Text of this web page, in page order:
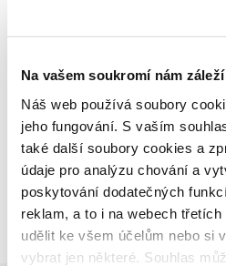
Na vašem soukromí nám záleží
Náš web používá soubory
jeho fungování. S vaším
také další soubory cookies a
údaje pro analýzu chování a
poskytování dodatečných
reklam, a to i na webech
udělit ke všem účelům nebo si
vybrat jen některé. Souhlas
Alena
sortimentu
MUDr.
atestovaná